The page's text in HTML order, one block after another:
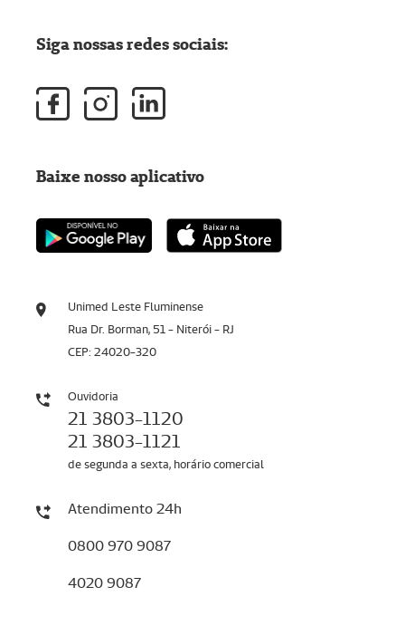
Unimed Leste Fluminense
Rua Dr. Borman, 51 - Niterói - RJ
CEP: 24020-320
Ouvidoria
21 3803-1120
21 3803-1121
de segunda a sexta, horário comercial
Atendimento 24h
0800 970 9087
4020 9087
Siga nossas redes sociais:
Baixe nosso aplicativo